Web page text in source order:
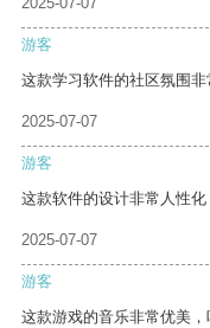
游客
这款学习软件的社区氛围非
2025-07-07
游客
这款软件的设计非常人性化
2025-07-07
游客
这款游戏的音乐非常优美，